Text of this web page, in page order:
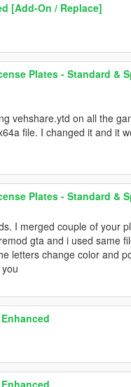
[Add-On / Replace]
Plates - Standard &
vehshare.ytd on all the
file. I changed it and it
Plates - Standard &
I merged couple of your
gta and i used same
letters change color and